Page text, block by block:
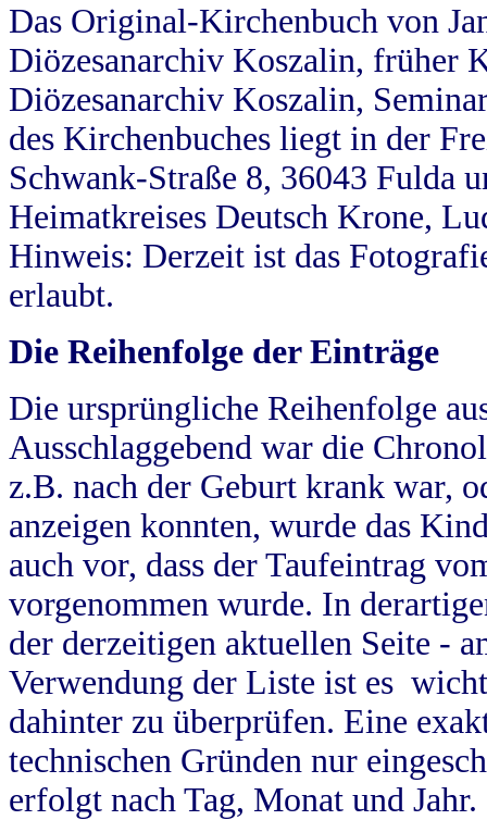
Das Original-Kirchenbuch von
Diözesanarchiv Koszalin, früher
Diözesanarchiv Koszalin,
des Kirchenbuches liegt in der
Schwank-Straße 8, 36043 Fulda
Heimatkreises Deutsch Krone,
Hinweis: Derzeit ist das
erlaubt.
Die Reihenfolge der Einträge
Die ursprüngliche Reihenfolge
Ausschlaggebend war die
z.B. nach der Geburt krank war,
anzeigen konnten, wurde das
auch vor, dass der Taufeintrag
vorgenommen wurde. In
der derzeitigen aktuellen Seite -
Verwendung der Liste ist es
dahinter zu überprüfen. Eine
technischen Gründen nur
erfolgt nach Tag, Monat und Jahr.